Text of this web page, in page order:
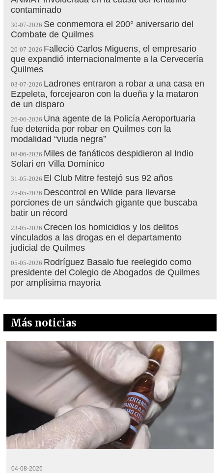
contaminado
30-07-2026 Se conmemora el 200° aniversario del
Combate de Quilmes
20-07-2026 Falleció Carlos Miguens, el empresario
que expandió internacionalmente a la Cervecería
Quilmes
03-07-2026 Ladrones entraron a robar a una casa en
Ezpeleta, forcejearon con la dueña y la mataron
de un disparo
26-06-2026 Una agente de la Policía Aeroportuaria
fue detenida por robar en Quilmes con la
modalidad “viuda negra”
08-06-2026 Miles de fanáticos despidieron al Indio
Solari en Villa Domínico
31-05-2026 El Club Mitre festejó sus 92 años
25-05-2026 Descontrol en Wilde para llevarse
porciones de un sándwich gigante que buscaba
batir un récord
23-05-2026 Crecen los homicidios y los delitos
vinculados a las drogas en el departamento
judicial de Quilmes
05-05-2026 Rodríguez Basalo fue reelegido como
presidente del Colegio de Abogados de Quilmes
por amplísima mayoría
Más noticias
04-08-2026